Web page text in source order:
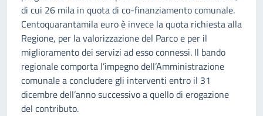
di cui 26 mila in quota di co-finanziamento comunale.
Centoquarantamila euro è invece la quota richiesta alla
Regione, per la valorizzazione del Parco e per il
miglioramento dei servizi ad esso connessi. Il bando
regionale comporta l’impegno dell’Amministrazione
comunale a concludere gli interventi entro il 31
dicembre dell’anno successivo a quello di erogazione
del contributo.